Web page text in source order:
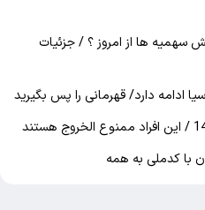
سهمیه ها از امروز ؟ / جزئیات
ادامه دارد/ قهرمانی را پس بگیرید